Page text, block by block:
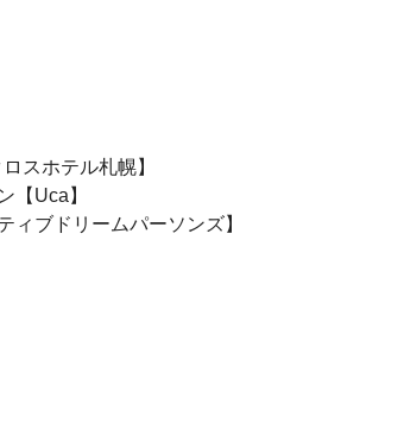
スホテル札幌】
【Uca】
ィブドリームパーソンズ】